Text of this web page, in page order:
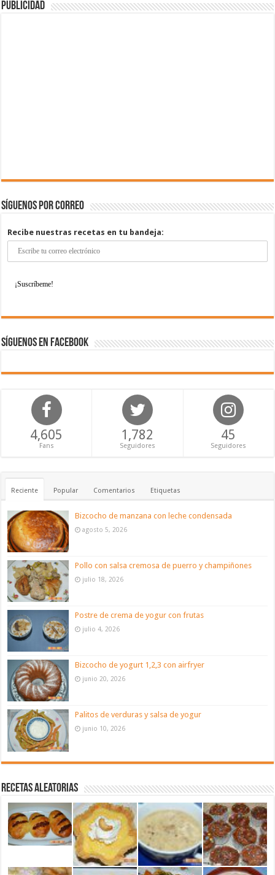
Publicidad
Síguenos por correo
Recibe nuestras recetas en tu bandeja:
Síguenos en Facebook
4,605
Fans
1,782
Seguidores
45
Seguidores
Reciente Popular Comentarios Etiquetas
Bizcocho de manzana con leche condensada
agosto 5, 2026
Pollo con salsa cremosa de puerro y champiñones
julio 18, 2026
Postre de crema de yogur con frutas
julio 4, 2026
Bizcocho de yogurt 1,2,3 con airfryer
junio 20, 2026
Palitos de verduras y salsa de yogur
junio 10, 2026
Recetas aleatorias